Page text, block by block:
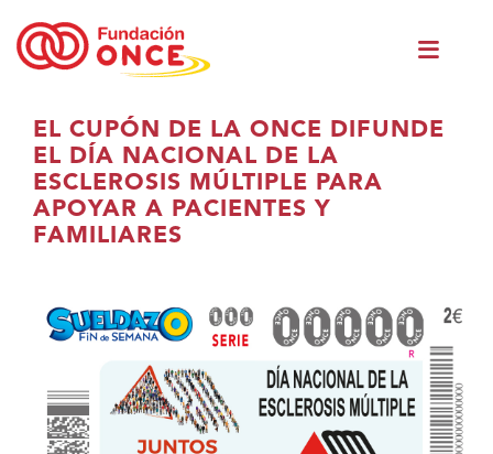
Eduki
nagusian
zaude
EL CUPÓN DE LA ONCE DIFUNDE
EL DÍA NACIONAL DE LA
ESCLEROSIS MÚLTIPLE PARA
APOYAR A PACIENTES Y
FAMILIARES